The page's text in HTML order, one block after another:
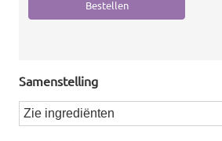
Samenstelling
Zie ingrediënten